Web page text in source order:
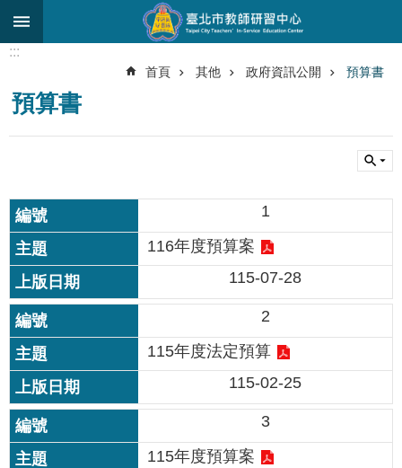
跳到主要內容區塊
搜
尋
中
心
研
究
發
展
研
習
進
修
教
師
:::
首頁 其他 政府資訊公開 預算書
預算書
1
116年度預算案
115-07-28
2
115年度法定預算
115-02-25
3
115年度預算案